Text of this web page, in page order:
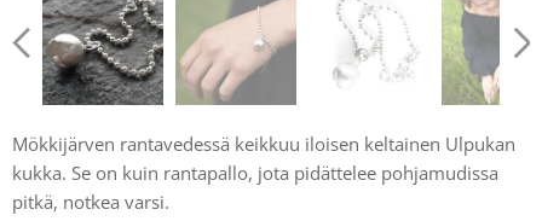
Mökkijärven rantavedessä keikkuu iloisen keltainen Ulpukan
kukka. Se on kuin rantapallo, jota pidättelee pohjamudissa
pitkä, notkea varsi.